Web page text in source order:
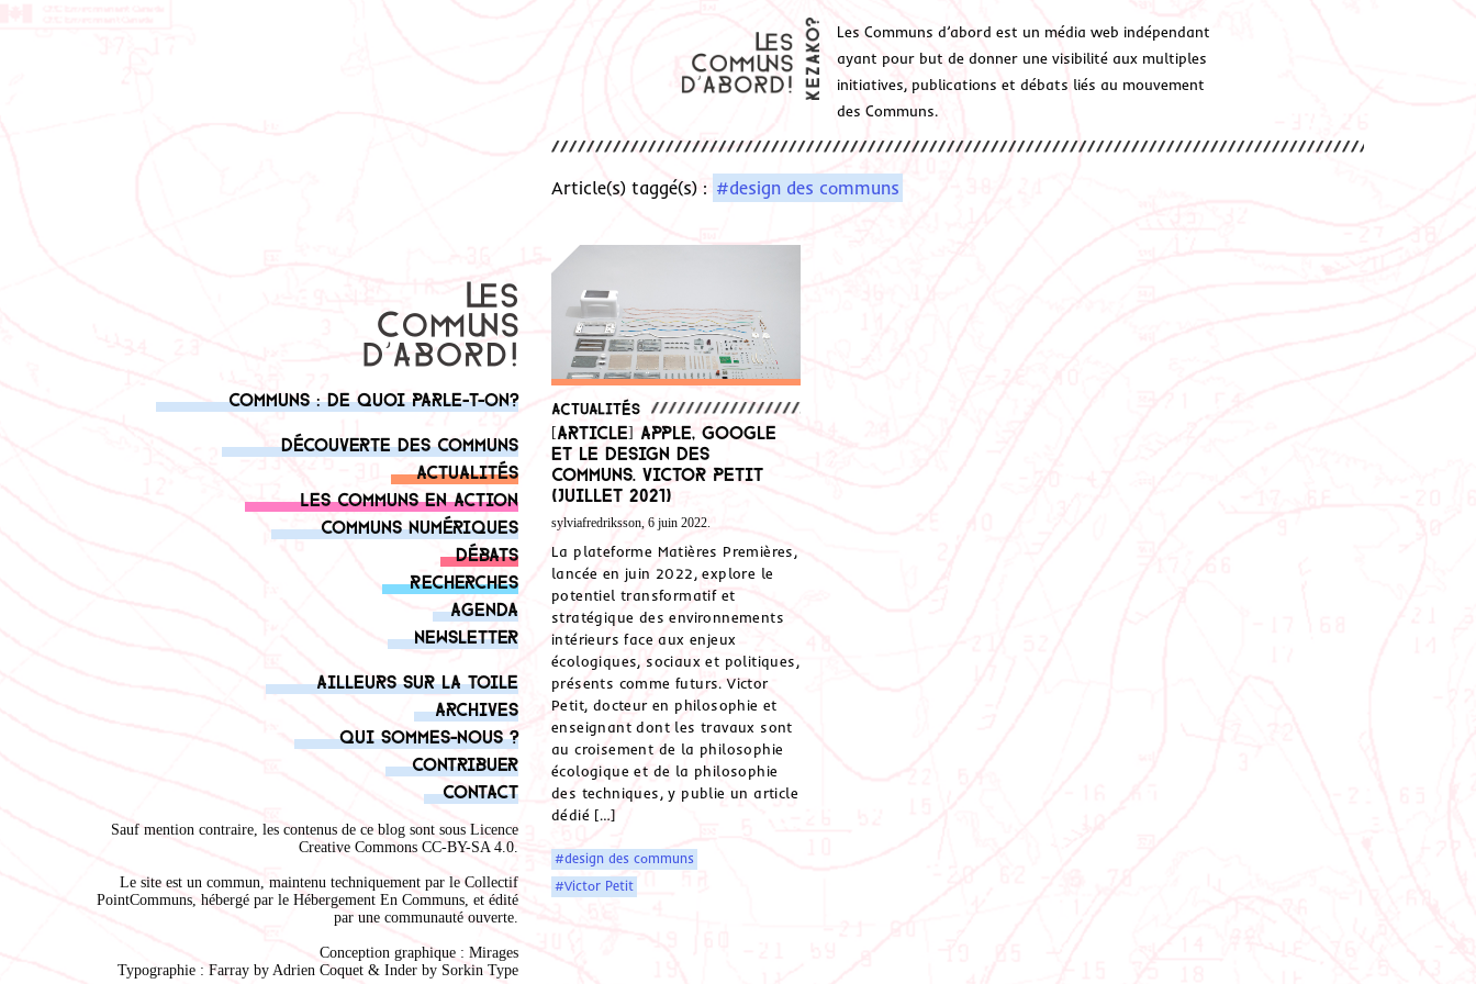
Les Communs d’abord est un média web indépendant
ayant pour but de donner une visibilité aux multiples
initiatives, publications et débats liés au mouvement
des Communs.
Communs : de quoi parle-t-on?
Découverte des communs
Actualités
Les communs en action
Communs numériques
Débats
Recherches
Agenda
Newsletter
Ailleurs sur la toile
Archives
Qui sommes-nous ?
Contribuer
Contact
Sauf mention contraire, les contenus de ce blog sont sous Licence
Creative Commons CC-BY-SA 4.0.
Le site est un commun, maintenu techniquement par le Collectif
PointCommuns, hébergé par le Hébergement En Communs, et édité
par une communauté ouverte.
Conception graphique : Mirages
Typographie : Farray by Adrien Coquet & Inder by Sorkin Type
Article(s) taggé(s) : #design des communs
Actualités
[Article] Apple, Google
et le design des
communs. Victor Petit
(juillet 2021)
sylviafredriksson, 6 juin 2022.
La plateforme Matières Premières,
lancée en juin 2022, explore le
potentiel transformatif et
stratégique des environnements
intérieurs face aux enjeux
écologiques, sociaux et politiques,
présents comme futurs. Victor
Petit, docteur en philosophie et
enseignant dont les travaux sont
au croisement de la philosophie
écologique et de la philosophie
des techniques, y publie un article
dédié […]
#design des communs
#Victor Petit